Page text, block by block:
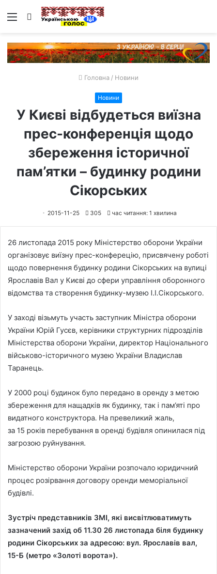
Меню Пошук
Головна / Новини
Новини
У Києві відбудеться виїзна
прес-конференція щодо
збереження історичної
пам’ятки – будинку родини
Сікорських
2015-11-25 305 час читання: 1 хвилина
26 листопада 2015 року Міністерство оборони України
організовує виїзну прес-конферецію, присвячену роботі
щодо повернення будинку родини Сікорських на вулиці
Ярославів Вал у Києві до сфери управління оборонного
відомства та створення будинку-музею І.І.Сікорського.
У заході візьмуть участь заступник Міністра оборони
України Юрій Гусєв, керівники структурних підрозділів
Міністерства оборони України, директор Національного
військово-історичного музею України Владислав
Таранець.
У 2000 році будинок було передано в оренду з метою
збереження для нащадків як будинку, так і пам’яті про
видатного конструктора. На превеликий жаль,
за 15 років перебування в оренді будівля опинилася під
загрозою руйнування.
Міністерство оборони України розпочало юридичний
процес розірвання договору оренди меморіальної
будівлі.
Зустріч представників ЗМІ, які висвітлюватимуть
зазначений захід об 11.30 26 листопада біля будинку
родини Сікорських за адресою: вул. Ярославів вал,
15-Б (метро «Золоті ворота»).